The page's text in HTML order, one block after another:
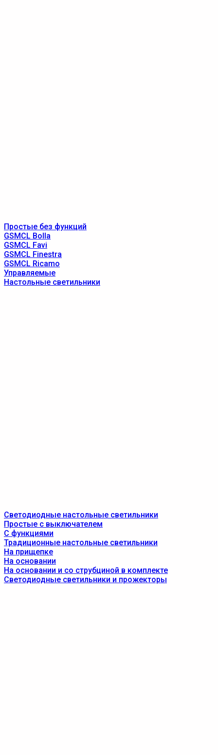
Простые без функций
GSMCL Bolla
GSMCL Favi
GSMCL Finestra
GSMCL Ricamo
Управляемые
Настольные светильники
Светодиодные настольные светильники
Простые с выключателем
С функциями
Традиционные настольные светильники
На прищепке
На основании
На основании и со струбциной в комплекте
Светодиодные светильники и прожекторы